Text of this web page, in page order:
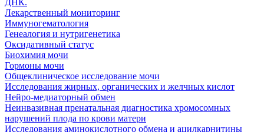
Лекарственный мониторинг
Иммуногематология
Генеалогия и нутригенетика
Оксидативный статус
Биохимия мочи
Гормоны мочи
Общеклиническое исследование мочи
Исследования жирных, органических и желчных кислот
Нейро-медиаторный обмен
Неинвазивная пренатальная диагностика хромосомных
нарушений плода по крови матери
Исследования аминокислотного обмена и ацилкарнитины